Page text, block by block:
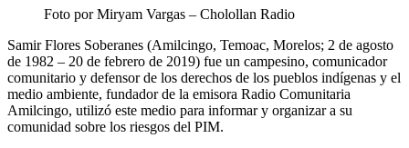
Foto por Miryam Vargas – Cholollan Radio
Samir Flores Soberanes (Amilcingo, Temoac, Morelos; 2 de agosto
de 1982 – 20 de febrero de 2019) fue un campesino, comunicador
comunitario y defensor de los derechos de los pueblos indígenas y el
medio ambiente, fundador de la emisora Radio Comunitaria
Amilcingo, utilizó este medio para informar y organizar a su
comunidad sobre los riesgos del PIM.